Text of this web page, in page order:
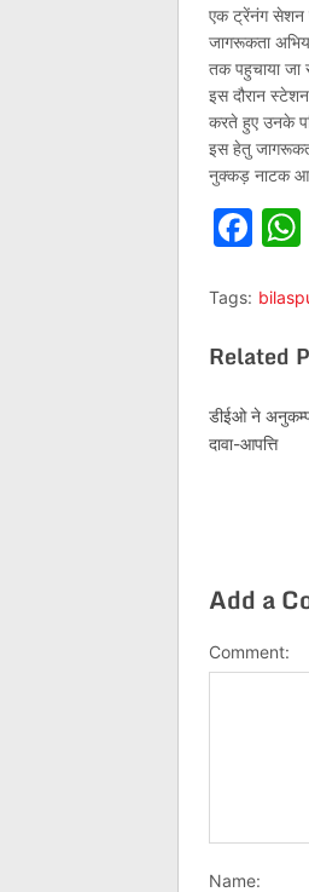
एक ट्रेंनंग सेशन
जागरूकता
तक पहुचाया जा
इस दौरान
करते हुए उनके
इस हेतु
नुक्कड़ नाटक
Tags:
Related
डीईओ ने
दावा-आपत्ति
Add a
Comment:
Name: